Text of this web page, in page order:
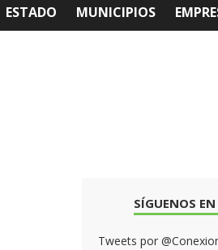
ESTADO MUNICIPIOS
SÍGUENOS
Tweets por